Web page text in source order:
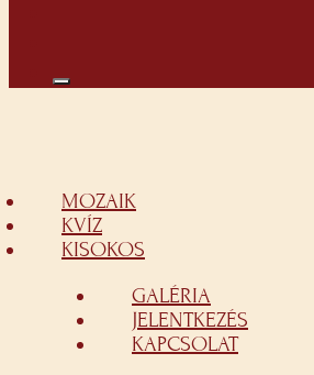
MOZAIK
KVÍZ
KISOKOS
GALÉRIA
JELENTKEZÉS
KAPCSOLAT